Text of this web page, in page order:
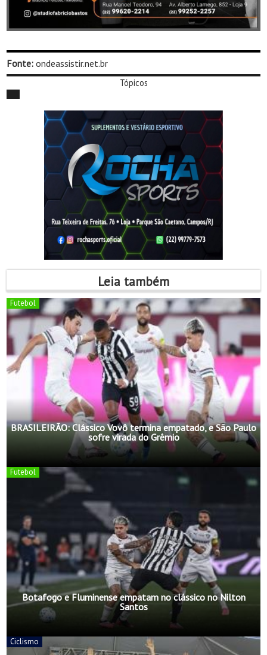
Fonte: ondeassistir.net.br
Tópicos
Leia também
Futebol
BRASILEIRÃO: Clássico Vovô termina empatado, e São Paulo
sofre virada do Grêmio
Futebol
Botafogo e Fluminense empatam no clássico no Nilton
Santos
Ciclismo